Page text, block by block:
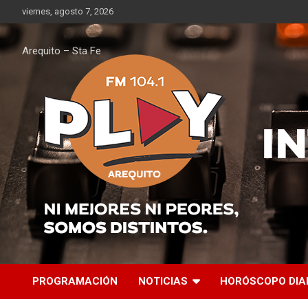
al
contenido
viernes, agosto 7, 2026
Arequito – Sta Fe
PROGRAMACIÓN NOTICIAS HORÓSCOPO